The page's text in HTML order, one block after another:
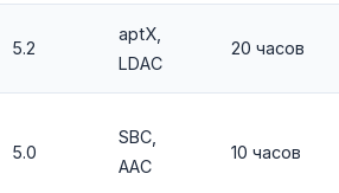
5.2
aptX,
LDAC
20 часов
5.0
SBC,
AAC
10 часов